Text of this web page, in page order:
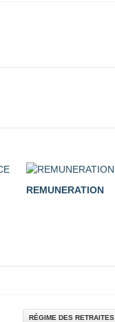
REMUNERATION
RÉGIME DES RETRAITES